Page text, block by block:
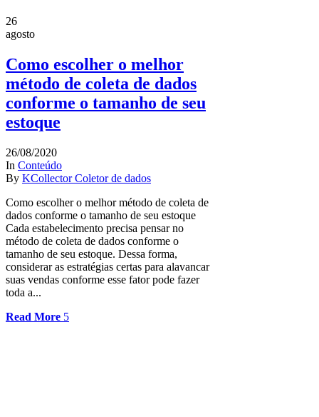
26
agosto
Como escolher o melhor
método de coleta de dados
conforme o tamanho de seu
estoque
26/08/2020
In Conteúdo
By KCollector Coletor de dados
Como escolher o melhor método de coleta de
dados conforme o tamanho de seu estoque
Cada estabelecimento precisa pensar no
método de coleta de dados conforme o
tamanho de seu estoque. Dessa forma,
considerar as estratégias certas para alavancar
suas vendas conforme esse fator pode fazer
toda a...
Read More